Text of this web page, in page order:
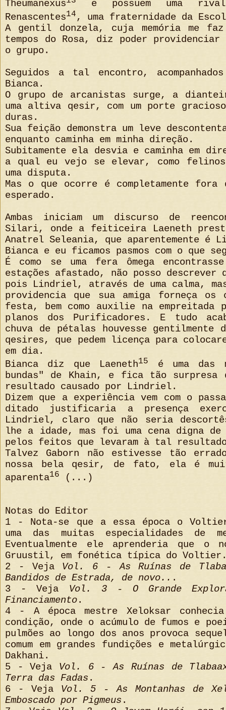
Theumanexus
e possuem uma
Renascentes14 , uma fraternidade da
A gentil donzela, cuja memória me
tempos do Rosa, diz poder providenciar
o grupo.
Seguidos a tal encontro,
Bianca.
O grupo de arcanistas surge, a
uma altiva qesir, com um porte
duras.
Sua feição demonstra um leve
enquanto caminha em minha direção.
Subitamente ela desvia e caminha em
a qual eu vejo se elevar, como felinos
uma disputa.
Mas o que ocorre é completamente fora
esperado.
Ambas iniciam um discurso de
Silari, onde a feiticeira Laeneth
Anatrel Seleania, que aparentemente é
Bianca e eu ficamos pasmos com o que
É como se uma fera ômega
estações afastado, não posso descrever
pois Lindriel, através de uma calma,
providencia que sua amiga forneça os
festa, bem como auxilie na
planos dos Purificadores. E tudo
chuva de pétalas houvesse gentilmente
qesires, que pedem licença para
em dia.
Bianca diz que Laeneth15
é uma das
bundas" de Khain, e fica tão surpresa
resultado causado por Lindriel.
Dizem que a experiência vem com o
ditado justificaria a presença
Lindriel, claro que não seria
lhe a idade, mas foi uma cena digna
pelos feitos que levaram à tal
Talvez Gaborn não estivesse tão
nossa bela qesir, de fato, ela é
aparenta16 (...)
Notas do Editor
1 - Nota-se que a essa época o
uma das muitas especialidades de
Eventualmente ele aprenderia que o
Gruustil, em fonética típica do
2 - Veja Vol. 6 - As Ruínas de
Bandidos de Estrada, de novo.. .
3 - Veja Vol. 3 - O Grande
Financiamento.
4 - A época mestre Xeloksar
condição, onde o acúmulo de fumos e
pulmões ao longo dos anos provoca
comum em grandes fundições e
Dakhani.
5 - Veja Vol. 6 - As Ruínas de
Terra das Fadas .
6 - Veja Vol. 5 - As Montanhas de
Emboscado por Pigmeus .